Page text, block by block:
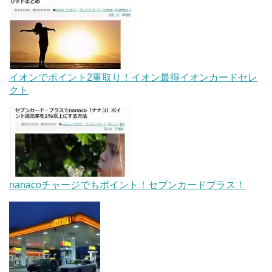
イオンでポイント2重取り！イオン最得イオンカードセレ
クト
nanacoチャージでもポイント！セブンカードプラス！